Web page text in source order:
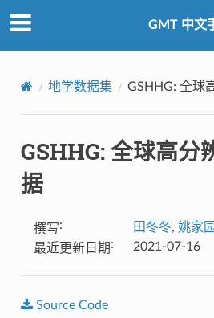
GMT 中文
地学数据集 GSHHG: 全球
GSHHG: 全球高分
据
撰写: 田冬冬, 姚家园
最近更新日期: 2021-07-16
Source Code